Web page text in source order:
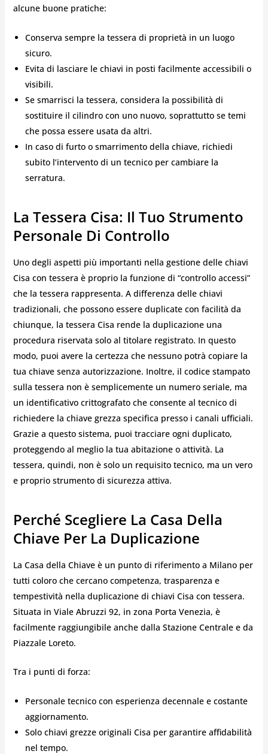
alcune buone pratiche:
Conserva sempre la tessera di proprietà in un luogo
sicuro.
Evita di lasciare le chiavi in posti facilmente accessibili o
visibili.
Se smarrisci la tessera, considera la possibilità di
sostituire il cilindro con uno nuovo, soprattutto se temi
che possa essere usata da altri.
In caso di furto o smarrimento della chiave, richiedi
subito l’intervento di un tecnico per cambiare la
serratura.
La Tessera Cisa: Il Tuo Strumento
Personale Di Controllo
Uno degli aspetti più importanti nella gestione delle chiavi
Cisa con tessera è proprio la funzione di “controllo accessi”
che la tessera rappresenta. A differenza delle chiavi
tradizionali, che possono essere duplicate con facilità da
chiunque, la tessera Cisa rende la duplicazione una
procedura riservata solo al titolare registrato. In questo
modo, puoi avere la certezza che nessuno potrà copiare la
tua chiave senza autorizzazione. Inoltre, il codice stampato
sulla tessera non è semplicemente un numero seriale, ma
un identificativo crittografato che consente al tecnico di
richiedere la chiave grezza specifica presso i canali ufficiali.
Grazie a questo sistema, puoi tracciare ogni duplicato,
proteggendo al meglio la tua abitazione o attività. La
tessera, quindi, non è solo un requisito tecnico, ma un vero
e proprio strumento di sicurezza attiva.
Perché Scegliere La Casa Della
Chiave Per La Duplicazione
La Casa della Chiave è un punto di riferimento a Milano per
tutti coloro che cercano competenza, trasparenza e
tempestività nella duplicazione di chiavi Cisa con tessera.
Situata in Viale Abruzzi 92, in zona Porta Venezia, è
facilmente raggiungibile anche dalla Stazione Centrale e da
Piazzale Loreto.
Tra i punti di forza:
Personale tecnico con esperienza decennale e costante
aggiornamento.
Solo chiavi grezze originali Cisa per garantire affidabilità
nel tempo.